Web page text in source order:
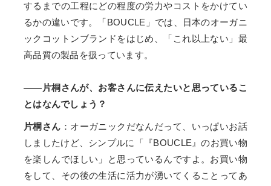
するまでの工程にどの程度の労力やコストをかけてい
るかの違いです。「BOUCLE」では、日本のオーガニ
ックコットンブランドをはじめ、「これ以上ない」最
高品質の製品を扱っています。
――片桐さんが、お客さんに伝えたいと思っているこ
とはなんでしょう？
片桐さん ：オーガニックだなんだって、いっぱいお話
しましたけど、シンプルに「『BOUCLE』のお買い物
を楽しんでほしい」と思っているんですよ。お買い物
をして、その後の生活に活力が湧いてくることってあ